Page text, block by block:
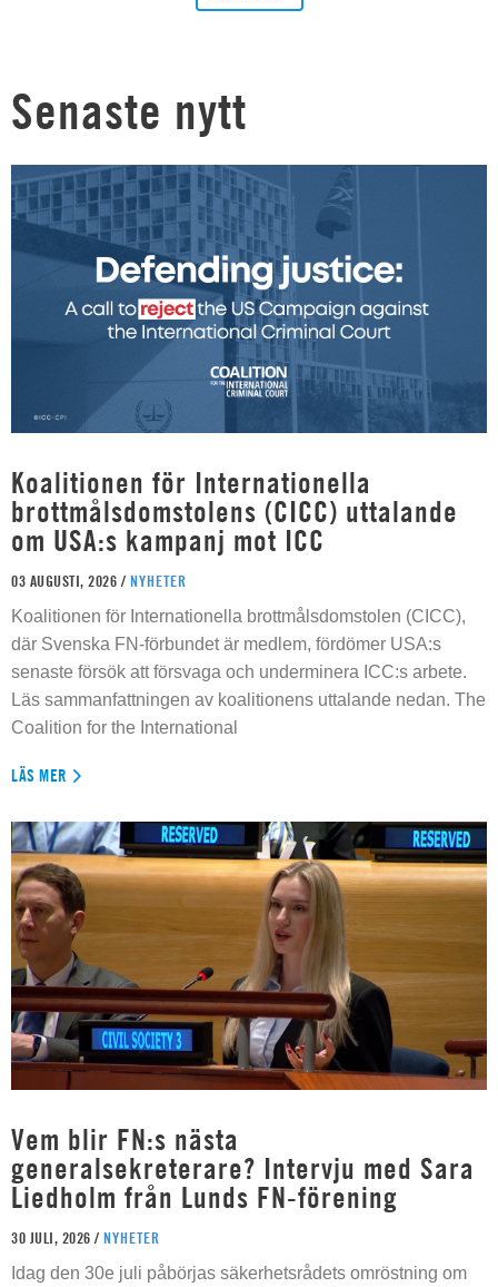
Senaste nytt
Koalitionen för Internationella
brottmålsdomstolens (CICC) uttalande
om USA:s kampanj mot ICC
03 AUGUSTI, 2026 / NYHETER
Koalitionen för Internationella brottmålsdomstolen (CICC),
där Svenska FN-förbundet är medlem, fördömer USA:s
senaste försök att försvaga och underminera ICC:s arbete.
Läs sammanfattningen av koalitionens uttalande nedan. The
Coalition for the International
LÄS MER
Vem blir FN:s nästa
generalsekreterare? Intervju med Sara
Liedholm från Lunds FN-förening
30 JULI, 2026 / NYHETER
Idag den 30e juli påbörjas säkerhetsrådets omröstning om